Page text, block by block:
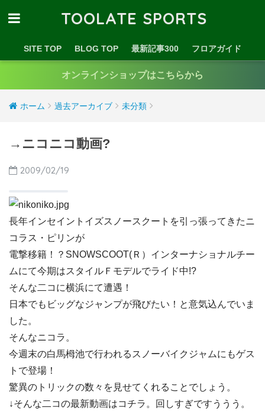
TOOLATE SPORTS
SITE TOP BLOG TOP 最新記事300 フロアガイド
オンラインショップはこちらから
ホーム 過去アーカイブ 未分類
→ニコニコ動画?
2009/02/19
長年インセイントイズスノースクートを引っ張ってきたニ
コラス・ピリンが
電撃移籍！？SNOWSCOOT(Ｒ）インターナショナルチー
ムにて今期はスタイルＦモデルでライド中!?
そんな二コに横浜にて遭遇！
日本でもビッグなジャンプが飛びたい！と意気込んでいま
した。
そんなニコラ。
今週末の白馬栂池で行われるスノーバイクジャムにもゲス
トで登場！
驚異のトリックの数々を見せてくれることでしょう。
↓そんな二コの最新動画はコチラ。回しすぎですううう。